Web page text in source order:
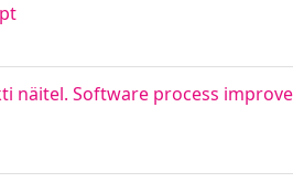
näitel. Software process